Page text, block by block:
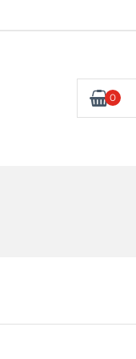
0
KLIENCI